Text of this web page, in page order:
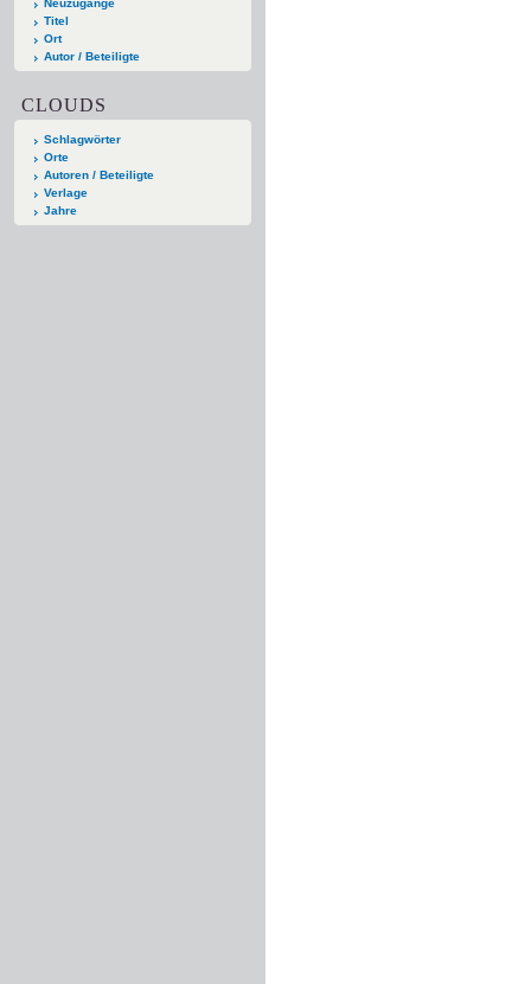
Neuzugänge
Titel
Ort
Autor / Beteiligte
CLOUDS
Schlagwörter
Orte
Autoren / Beteiligte
Verlage
Jahre